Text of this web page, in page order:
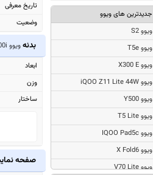
جدیدترین های ویوو
ویوو S2
ویوو T5e
ویوو X300 E
ویوو iQOO Z11 Lite 44W
ویوو Y500
ویوو T5 Lite
ویوو IQOO Pad5c
ویوو X Fold6
ویوو V70 Lite
تاریخ معرفی
وضعیت
بدنهویوو Y200i
ابعاد
وزن
ساختار
صفحه